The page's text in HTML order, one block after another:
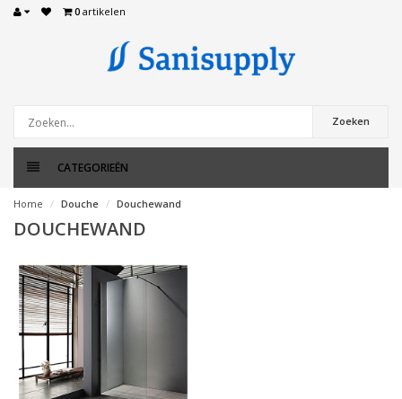
0 artikelen
Zoeken
CATEGORIEËN
Home Douche Douchewand
DOUCHEWAND